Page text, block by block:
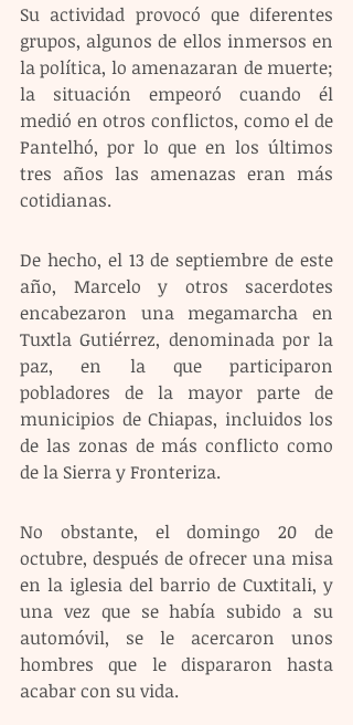
Su actividad provocó que diferentes
grupos, algunos de ellos inmersos en
la política, lo amenazaran de muerte;
la situación empeoró cuando él
medió en otros conflictos, como el de
Pantelhó, por lo que en los últimos
tres años las amenazas eran más
cotidianas.
De hecho, el 13 de septiembre de este
año, Marcelo y otros sacerdotes
encabezaron una megamarcha en
Tuxtla Gutiérrez, denominada por la
paz, en la que participaron
pobladores de la mayor parte de
municipios de Chiapas, incluidos los
de las zonas de más conflicto como
de la Sierra y Fronteriza.
No obstante, el domingo 20 de
octubre, después de ofrecer una misa
en la iglesia del barrio de Cuxtitali, y
una vez que se había subido a su
automóvil, se le acercaron unos
hombres que le dispararon hasta
acabar con su vida.